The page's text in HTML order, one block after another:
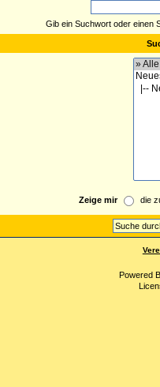
Gib ein Suchwort oder einen
Zeige mir die
Powered